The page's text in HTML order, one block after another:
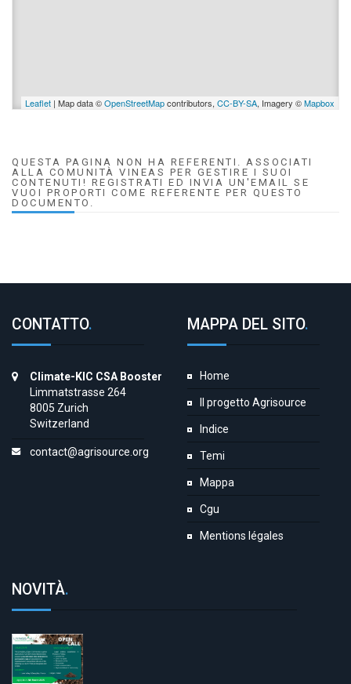
Leaflet | Map data ©OpenStreetMapcontributors, CC-BY-SA, Imagery ©Mapbox
QUESTA PAGINA NON HA REFERENTI. ASSOCIATI
ALLA COMUNITÀ VINEAS PER GESTIRE I SUOI
CONTENUTI! REGISTRATI ED INVIA UN'EMAIL SE
VUOI PROPORTI COME REFERENTE PER QUESTO
DOCUMENTO.
CONTATTO.
Climate-KIC CSA Booster
Limmatstrasse 264
8005 Zurich
Switzerland
contact@agrisource.org
MAPPA DEL SITO.
Home
Il progetto Agrisource
Indice
Temi
Mappa
Cgu
Mentions légales
NOVITÀ.